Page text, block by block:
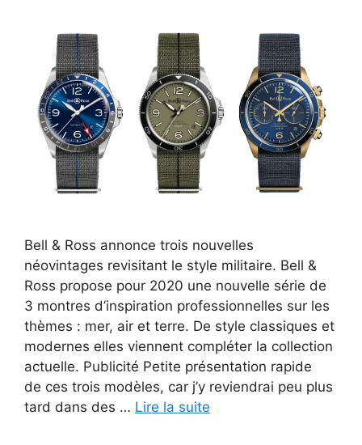
Bell & Ross annonce trois nouvelles
néovintages revisitant le style militaire. Bell &
Ross propose pour 2020 une nouvelle série de
3 montres d’inspiration professionnelles sur les
thèmes : mer, air et terre. De style classiques et
modernes elles viennent compléter la collection
actuelle. Publicité Petite présentation rapide
de ces trois modèles, car j’y reviendrai peu plus
tard dans des … Lire la suite